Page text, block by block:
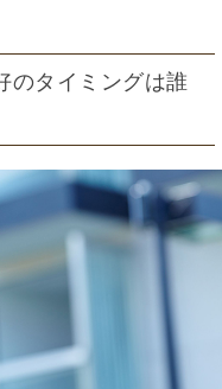
タイミングは誰